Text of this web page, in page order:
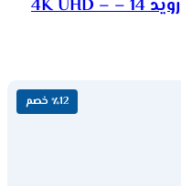
شاشة جولد تك 55 بوصة – اندرويد 14 – 4K UHD –
٪12 خصم